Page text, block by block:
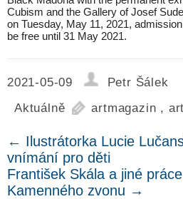
Cubism and the Gallery of Josef
on Tuesday, May 11, 2021,
be free until 31 May 2021.
2021-05-09
Petr Šálek
Aktuálně
artmagazin ,
← Ilustrátorka Lucie
vnímání pro děti
František Skála a jiné
Kamenného zvonu →